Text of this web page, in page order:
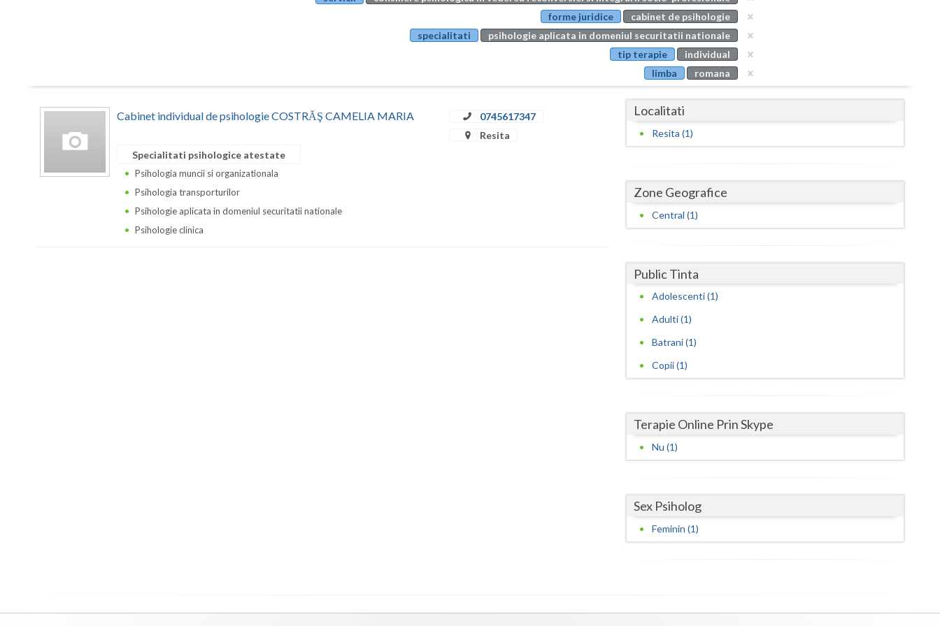
Buzau
Calarasi
Caras-Severin
Covasna
Dolj
Galati
Giurgiu
Gorj
Ilfov
Neamt
forme juridice
cabinet de psihologie
specialitati
psihologie aplicata in domeniul securitatii nationale
tip terapie
individual
limba
romana
Cabinet individual de psihologie COSTRĂŞ CAMELIA MARIA
0745617347
Resita
Specialitati psihologice atestate
Psihologia muncii si organizationala
Psihologia transporturilor
Psihologie aplicata in domeniul securitatii nationale
Psihologie clinica
Localitati
Resita (1)
Zone Geografice
Central (1)
Public Tinta
Adolescenti (1)
Adulti (1)
Batrani (1)
Copii (1)
Terapie Online Prin Skype
Nu (1)
Sex Psiholog
Feminin (1)